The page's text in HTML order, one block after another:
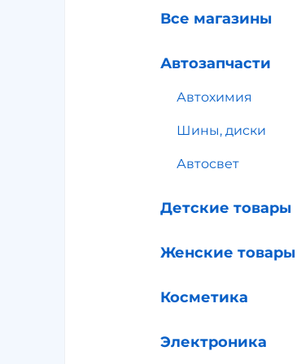
Все магазины
Автозапчасти
Автохимия
Шины, диски
Автосвет
Детские товары
Женские товары
Косметика
Электроника